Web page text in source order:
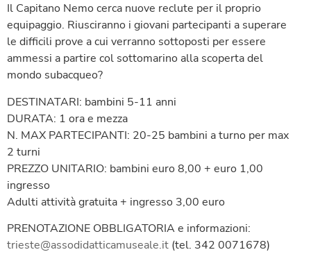
Il Capitano Nemo cerca nuove reclute per il proprio
equipaggio. Riusciranno i giovani partecipanti a superare
le difficili prove a cui verranno sottoposti per essere
ammessi a partire col sottomarino alla scoperta del
mondo subacqueo?
DESTINATARI: bambini 5-11 anni
DURATA: 1 ora e mezza
N. MAX PARTECIPANTI: 20-25 bambini a turno per max
2 turni
PREZZO UNITARIO: bambini euro 8,00 + euro 1,00
ingresso
Adulti attività gratuita + ingresso 3,00 euro
PRENOTAZIONE OBBLIGATORIA e informazioni:
trieste@assodidatticamuseale.it (tel. 342 0071678)